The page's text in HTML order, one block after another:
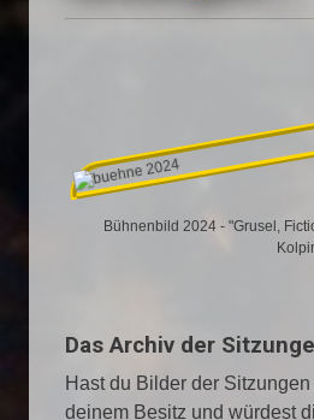
Bühnenbild 2024 - "Grusel,
Das Archiv der
Hast du Bilder der
deinem Besitz und würdest